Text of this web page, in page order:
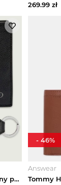
męskie
269.99 zł
Armani Exchange Skórzany portfel + brelok czarny
Answear
- 46%